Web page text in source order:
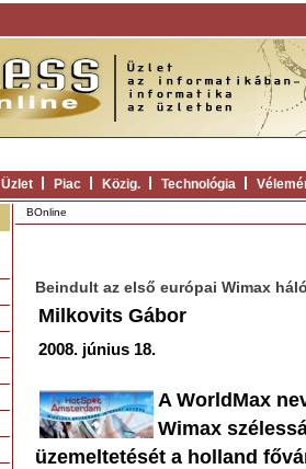
Üzlet Piac Közig. Technológia
BOnline
Beindult az első európai Wimax
Milkovits Gábor
2008. június 18.
A WorldMax
Wimax
üzemeltetését a holland